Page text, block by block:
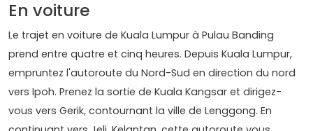
En voiture
Le trajet en voiture de Kuala Lumpur à Pulau Banding
prend entre quatre et cinq heures. Depuis Kuala Lumpur,
empruntez l'autoroute du Nord-Sud en direction du nord
vers Ipoh. Prenez la sortie de Kuala Kangsar et dirigez-
vous vers Gerik, contournant la ville de Lenggong. En